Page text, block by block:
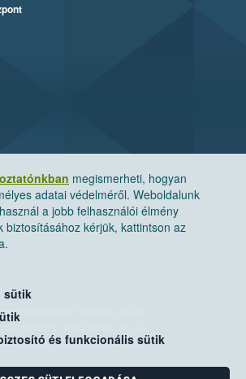
megismerheti, hogyan
adatai védelméről. Weboldalunk
a jobb felhasználói élmény
biztosításához kérjük, kattintson az
sütik
és funkcionális sütik
Élelmiszerlánc-biztonsági Hivatal
cím: 1525 Budapest. Pf. 30.